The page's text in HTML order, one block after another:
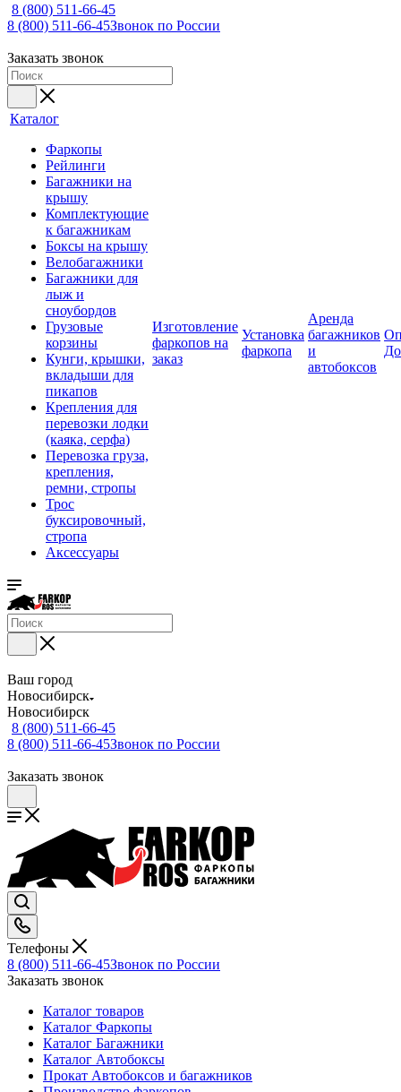
8 (800) 511-66-45
8 (800) 511-66-45Звонок по России
Заказать звонок
Каталог
Фаркопы
Рейлинги
Багажники на
крышу
Комплектующие
к багажникам
Боксы на крышу
Велобагажники
Багажники для
лыж и
сноубордов
Грузовые
корзины
Кунги, крышки,
вкладыши для
пикапов
Крепления для
перевозки лодки
(каяка, серфа)
Перевозка груза,
крепления,
ремни, стропы
Трос
буксировочный,
стропа
Аксессуары
Изготовление
фаркопов на
заказ
Установка
фаркопа
Аренда
багажников
и
автобоксов
Ваш город
Новосибирск
Новосибирск
8 (800) 511-66-45
8 (800) 511-66-45Звонок по России
Заказать звонок
Телефоны
8 (800) 511-66-45Звонок по России
Заказать звонок
Каталог товаров
Каталог Фаркопы
Каталог Багажники
Каталог Автобоксы
Прокат Автобоксов и багажников